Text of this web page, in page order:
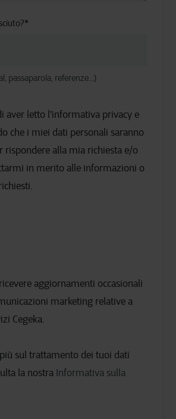
*
passaparola, referenze...)
aver letto l'informativa privacy e
che i miei dati personali saranno
rispondere alla mia richiesta e/o
in merito alle informazioni o
aggiornamenti occasionali
marketing relative a
Cegeka.
sul trattamento dei tuoi dati
la nostra Informativa sulla